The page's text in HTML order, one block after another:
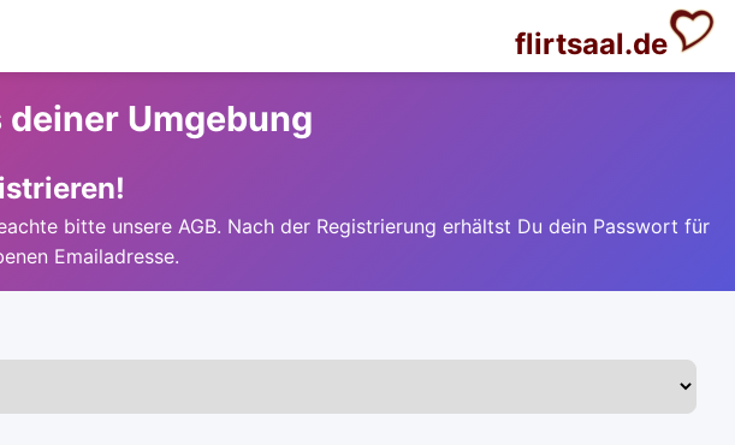
flirtsaal.de
Umgebung
bitte unsere AGB. Nach der Registrierung erhältst Du dein Passwort für
Emailadresse.